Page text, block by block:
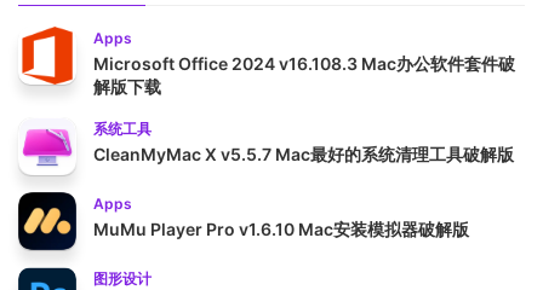
Apps
Microsoft Office 2024 v16.108.3 Mac办公软件套件破
解版下载
系统工具
CleanMyMac X v5.5.7 Mac最好的系统清理工具破解版
Apps
MuMu Player Pro v1.6.10 Mac安装模拟器破解版
图形设计